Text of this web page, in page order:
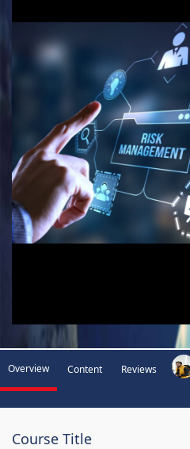
Video
Overview Content Reviews
Course Title